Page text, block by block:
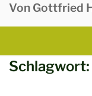
Von Gottfried
Schlagwort: